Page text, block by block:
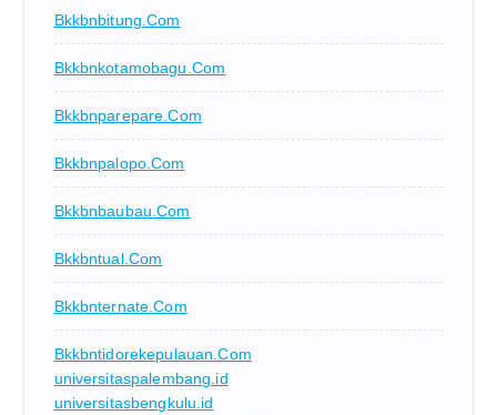
Bkkbnbitung.com
Bkkbnkotamobagu.com
Bkkbnparepare.com
Bkkbnpalopo.com
Bkkbnbaubau.com
Bkkbntual.com
Bkkbnternate.com
Bkkbntidorekepulauan.com
universitaspalembang.id
universitasbengkulu.id